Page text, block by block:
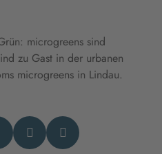
microgreens sind
zu Gast in der urbanen
microgreens in Lindau.